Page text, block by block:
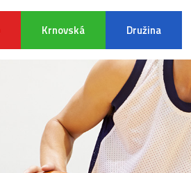
Krnovská Družina